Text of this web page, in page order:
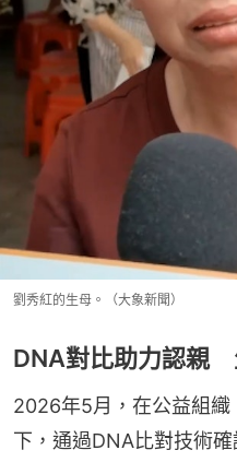
劉秀紅的生母。（大象新聞）
DNA對比助力認親
2026年5月，在公益組織
下，通過DNA比對技術